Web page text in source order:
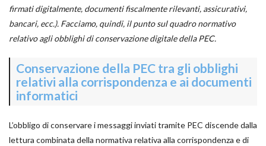
firmati digitalmente, documenti fiscalmente rilevanti, assicurativi,
bancari, ecc.). Facciamo, quindi, il punto sul quadro normativo
relativo agli obblighi di conservazione digitale della PEC.
Conservazione della PEC tra gli obblighi
relativi alla corrispondenza e ai documenti
informatici
L’obbligo di conservare i messaggi inviati tramite PEC discende dalla
lettura combinata della normativa relativa alla corrispondenza e di